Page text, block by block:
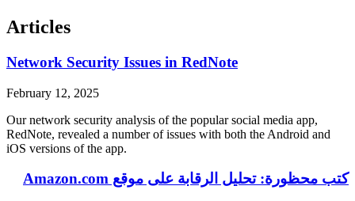
Articles
Network Security Issues in RedNote
February 12, 2025
Our network security analysis of the popular social media app,
RedNote, revealed a number of issues with both the Android and
iOS versions of the app.
كتب محظورة: تحليل الرقابة على موقع Amazon.com